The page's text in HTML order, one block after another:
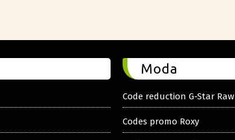
Moda
Code reduction G-Star Raw
Codes promo Roxy